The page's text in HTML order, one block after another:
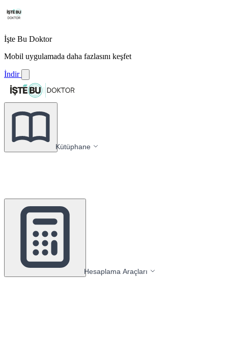
İşte Bu Doktor
Mobil uygulamada daha fazlasını keşfet
İndir
Kütüphane
Hesaplama Araçları